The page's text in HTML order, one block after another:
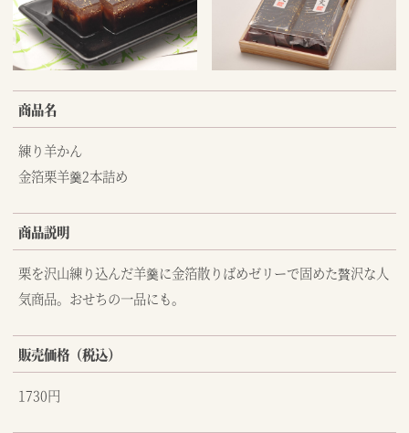
商品名
練り羊かん
金箔栗羊羹2本詰め
商品説明
栗を沢山練り込んだ羊羹に金箔散りばめゼリーで固めた贅沢な人
気商品。おせちの一品にも。
販売価格（税込）
1730円